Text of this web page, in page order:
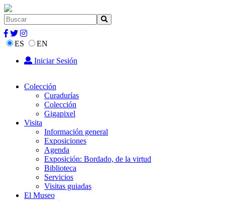
ES
EN
Iniciar Sesión
Colección
Curadurías
Colección
Gigapixel
Visita
Información general
Exposiciones
Agenda
Exposición: Bordado, de la virtud
Biblioteca
Servicios
Visitas guiadas
El Museo